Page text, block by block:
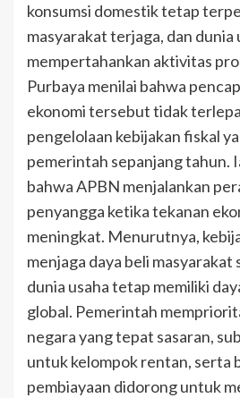
konsumsi domestik tetap
masyarakat terjaga, dan dunia
mempertahankan aktivitas
Purbaya menilai bahwa
ekonomi tersebut tidak
pengelolaan kebijakan fiskal
pemerintah sepanjang tahun.
bahwa APBN menjalankan
penyangga ketika tekanan
meningkat. Menurutnya,
menjaga daya beli
dunia usaha tetap memiliki
global. Pemerintah
negara yang tepat sasaran,
untuk kelompok rentan, serta
pembiayaan didorong untuk